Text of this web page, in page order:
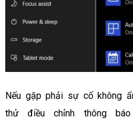
Nếu gặp phải sự cố không
thử điều chỉnh thông